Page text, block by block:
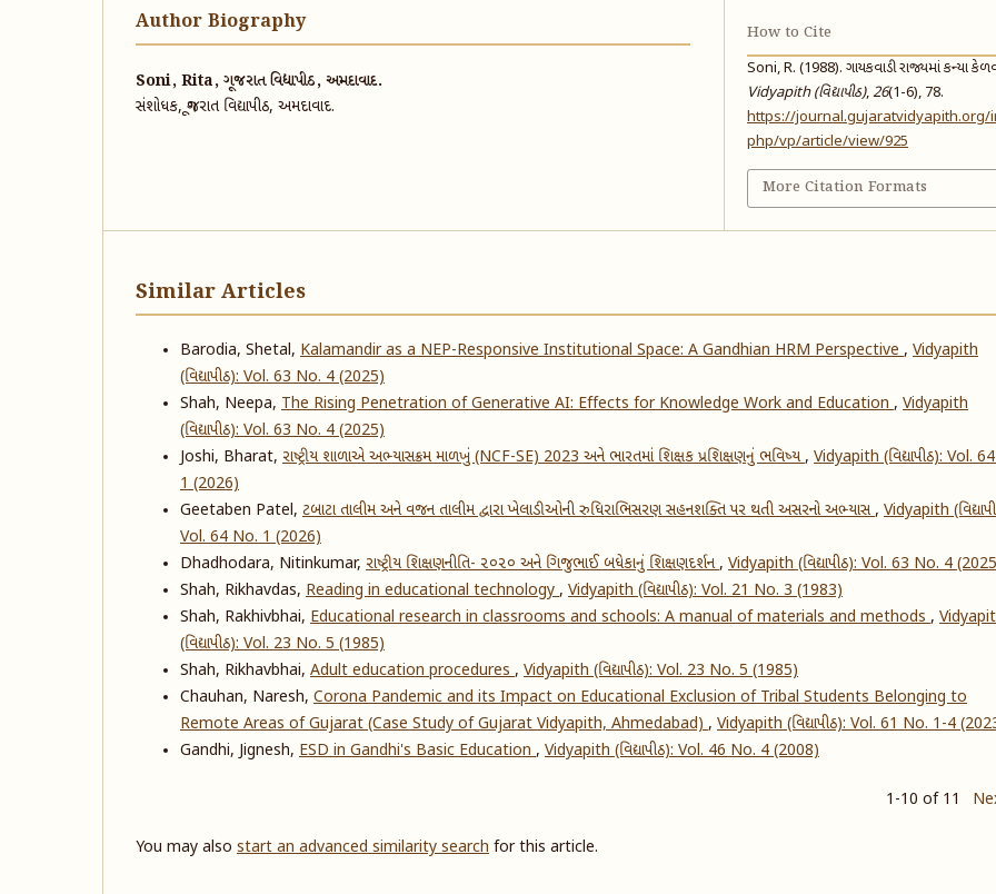
Author Biography
Soni, Rita, ગૂજરાત વિદ્યાપીઠ, અમદાવાદ.
સંશોધક, ગૂજરાત વિદ્યાપીઠ, અમદાવાદ.
How to Cite
Soni, R. (1988). ગાયકવાડી રાજ્યમાં કન્યા
Vidyapith (વિદ્યાપીઠ),26(1-6), 78.
https://journal.gujaratvidyapith.org/
php/vp/article/view/925
More Citation Formats
Similar Articles
Barodia, Shetal, Kalamandir as a NEP-Responsive Institutional Space: A Gandhian HRM Perspective, Vidyapith
(વિદ્યાપીઠ): Vol. 63 No. 4 (2025)
Shah, Neepa, The Rising Penetration of Generative AI: Effects for Knowledge Work and Education, Vidyapith
(વિદ્યાપીઠ): Vol. 63 No. 4 (2025)
Joshi, Bharat, રાષ્ટ્રીય શાળાએ અભ્યાસક્રમ માળખું (NCF-SE) 2023 અને ભારતમાં શિક્ષક પ્રશિક્ષણનું ભવિષ્ય, Vidyapith (વિદ્યાપીઠ): Vol.
1 (2026)
Geetaben Patel, ટબાટા તાલીમ અને વજન તાલીમ દ્વારા ખેલાડીઓની રુધિરાભિસરણ સહનશક્તિ પર થતી અસરનો અભ્યાસ, Vidyapith
Vol. 64 No. 1 (2026)
Dhadhodara, Nitinkumar, રાષ્ટ્રીય શિક્ષણનીતિ- ૨૦૨૦ અને ગિજુભાઈ બધેકાનું શિક્ષણદર્શન, Vidyapith (વિદ્યાપીઠ): Vol. 63 No. 4
Shah, Rikhavdas, Reading in educational technology, Vidyapith (વિદ્યાપીઠ): Vol. 21 No. 3 (1983)
Shah, Rakhivbhai, Educational research in classrooms and schools: A manual of materials and methods,
(વિદ્યાપીઠ): Vol. 23 No. 5 (1985)
Shah, Rikhavbhai, Adult education procedures, Vidyapith (વિદ્યાપીઠ): Vol. 23 No. 5 (1985)
Chauhan, Naresh, Corona Pandemic and its Impact on Educational Exclusion of Tribal Students Belonging to
Remote Areas of Gujarat (Case Study of Gujarat Vidyapith, Ahmedabad), Vidyapith (વિદ્યાપીઠ): Vol. 61 No. 1-4
Gandhi, Jignesh, ESD in Gandhi's Basic Education, Vidyapith (વિદ્યાપીઠ): Vol. 46 No. 4 (2008)
1-10 of 11
You may also start an advanced similarity search for this article.